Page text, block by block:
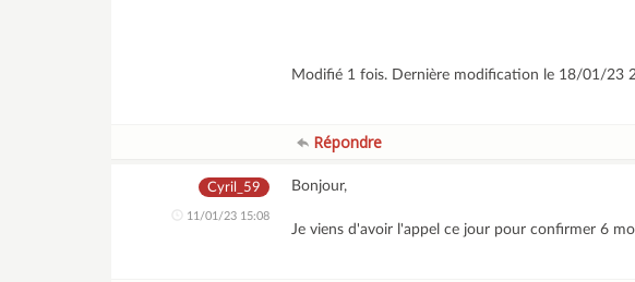
Modifié 1 fois. Dernière modification le 18/01/23
Répondre
Cyril_59
11/01/23 15:08
Bonjour,
Je viens d'avoir l'appel ce jour pour confirmer 6